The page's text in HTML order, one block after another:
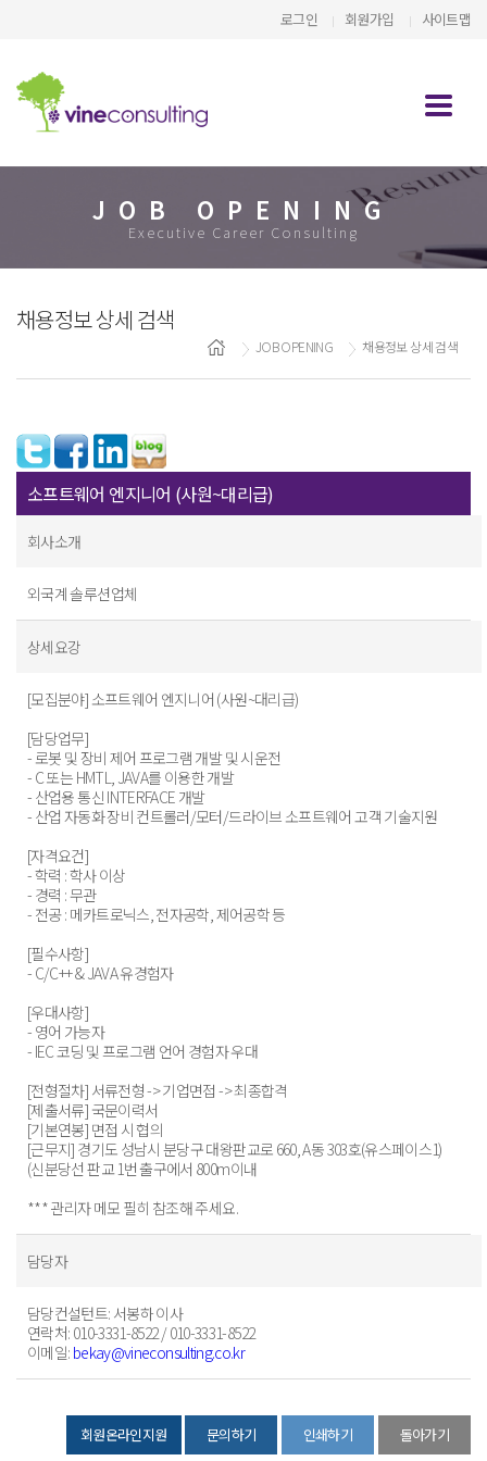
로그인 회원가입 사이트맵
JOB OPENING
Executive Career Consulting
채용정보 상세 검색
JOB OPENING 채용정보 상세 검색
소프트웨어 엔지니어 (사원~대리급)
회사소개
외국계 솔루션업체
상세요강
[모집분야] 소프트웨어 엔지니어 (사원~대리급)
[담당업무]
- 로봇 및 장비 제어 프로그램 개발 및 시운전
- C 또는 HMTL, JAVA를 이용한 개발
- 산업용 통신 INTERFACE 개발
- 산업 자동화 장비 컨트롤러/모터/드라이브 소프트웨어 고객 기술지원
[자격요건]
- 학력 : 학사 이상
- 경력 : 무관
- 전공 : 메카트로닉스, 전자공학, 제어공학 등
[필수사항]
- C/C++ & JAVA 유경험자
[우대사항]
- 영어 가능자
- IEC 코딩 및 프로그램 언어 경험자 우대
[전형절차] 서류전형 -> 기업면접 -> 최종합격
[제출서류] 국문이력서
[기본연봉] 면접 시 협의
[근무지] 경기도 성남시 분당구 대왕판교로 660, A동 303호(유스페이스1)
(신분당선 판교 1번 출구에서 800m이내
*** 관리자 메모 필히 참조해 주세요.
담당자
담당컨설턴트: 서봉하 이사
연락처: 010-3331-8522 / 010-3331-8522
이메일: bekay@vineconsulting.co.kr
회원온라인지원 문의하기 인쇄하기 돌아가기